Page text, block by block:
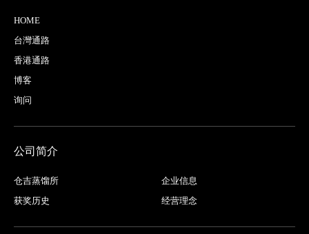
HOME
台灣通路
香港通路
博客
询问
公司简介
仓吉蒸馏所
企业信息
获奖历史
经营理念